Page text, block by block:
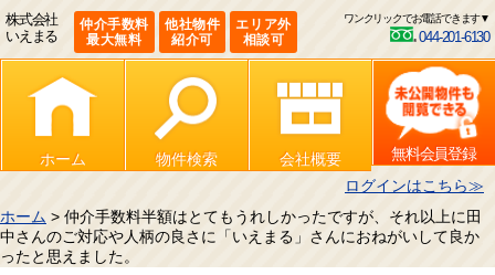
株式会社
いえまる
仲介手数料
最大無料
他社物件
紹介可
エリア外
相談可
ワンクリックでお電話できます▼
044-201-6130
ホーム 物件検索 会社概要
無料会員登録
ログインはこちら≫
ホーム > 仲介手数料半額はとてもうれしかったですが、それ以上に田
中さんのご対応や人柄の良さに「いえまる」さんにおねがいして良か
ったと思えました。